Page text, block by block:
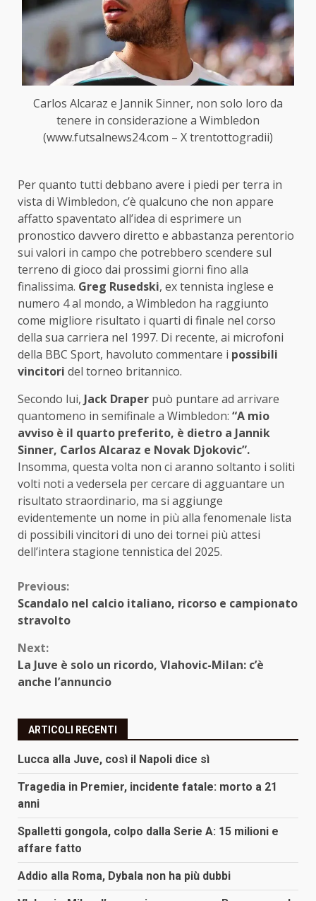
Carlos Alcaraz e Jannik Sinner, non solo loro da
tenere in considerazione a Wimbledon
(www.futsalnews24.com – X trentottogradii)
Per quanto tutti debbano avere i piedi per terra in
vista di Wimbledon, c’è qualcuno che non appare
affatto spaventato all’idea di esprimere un
pronostico davvero diretto e abbastanza perentorio
sui valori in campo che potrebbero scendere sul
terreno di gioco dai prossimi giorni fino alla
finalissima. Greg Rusedski, ex tennista inglese e
numero 4 al mondo, a Wimbledon ha raggiunto
come migliore risultato i quarti di finale nel corso
della sua carriera nel 1997. Di recente, ai microfoni
della BBC Sport, havoluto commentare i possibili
vincitori del torneo britannico.
Secondo lui, Jack Draper può puntare ad arrivare
quantomeno in semifinale a Wimbledon: “A mio
avviso è il quarto preferito, è dietro a Jannik
Sinner, Carlos Alcaraz e Novak Djokovic”.
Insomma, questa volta non ci aranno soltanto i soliti
volti noti a vedersela per cercare di agguantare un
risultato straordinario, ma si aggiunge
evidentemente un nome in più alla fenomenale lista
di possibili vincitori di uno dei tornei più attesi
dell’intera stagione tennistica del 2025.
Continue
Reading
Previous:
Scandalo nel calcio italiano, ricorso e campionato
stravolto
Next:
La Juve è solo un ricordo, Vlahovic-Milan: c’è
anche l’annuncio
ARTICOLI RECENTI
Lucca alla Juve, così il Napoli dice sì
Tragedia in Premier, incidente fatale: morto a 21
anni
Spalletti gongola, colpo dalla Serie A: 15 milioni e
affare fatto
Addio alla Roma, Dybala non ha più dubbi